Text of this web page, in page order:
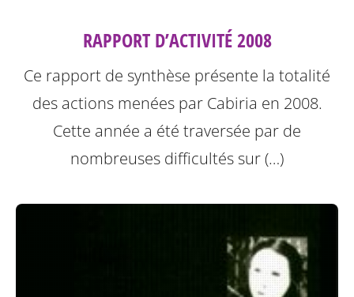
RAPPORT D’ACTIVITÉ 2008
Ce rapport de synthèse présente la totalité
des actions menées par Cabiria en 2008.
Cette année a été traversée par de
nombreuses difficultés sur (…)